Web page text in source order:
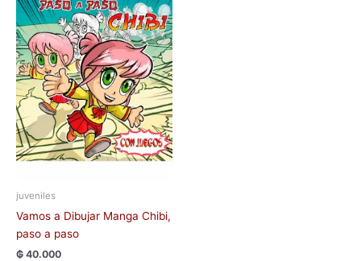
juveniles
Vamos a Dibujar Manga Chibi,
paso a paso
₲ 40.000